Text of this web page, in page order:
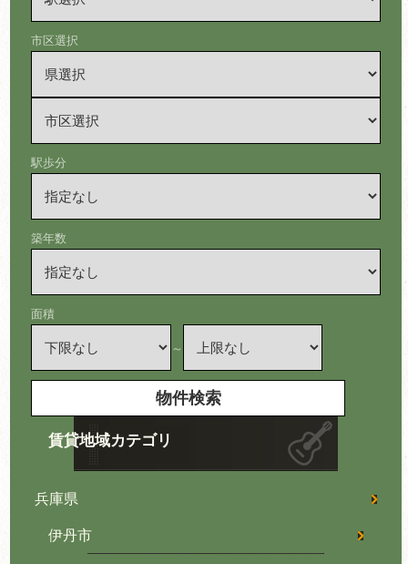
市区選択
駅歩分
築年数
面積
～
賃貸地域カテゴリ
兵庫県
伊丹市